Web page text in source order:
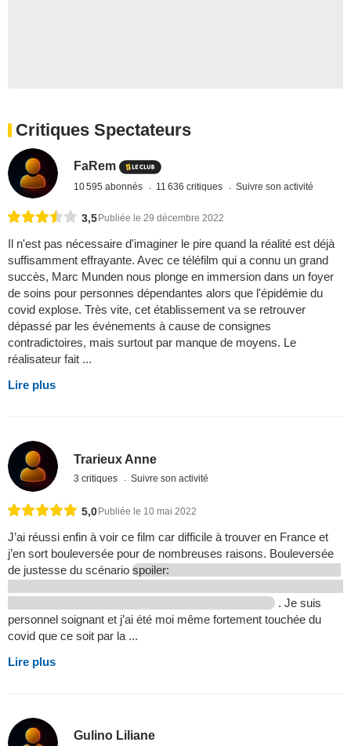
Critiques Spectateurs
FaRem
10 595 abonnés 11 636 critiques Suivre son activité
3,5 Publiée le 29 décembre 2022
Il n'est pas nécessaire d'imaginer le pire quand la réalité est déjà
suffisamment effrayante. Avec ce téléfilm qui a connu un grand
succès, Marc Munden nous plonge en immersion dans un foyer
de soins pour personnes dépendantes alors que l'épidémie du
covid explose. Très vite, cet établissement va se retrouver
dépassé par les événements à cause de consignes
contradictoires, mais surtout par manque de moyens. Le
réalisateur fait ...
Lire plus
Trarieux Anne
3 critiques Suivre son activité
5,0Publiée le 10 mai 2022
J’ai réussi enfin à voir ce film car difficile à trouver en France et
j’en sort bouleversée pour de nombreuses raisons. Bouleversée
de justesse du scénario spoiler:
. Je suis
personnel soignant et j’ai été moi même fortement touchée du
covid que ce soit par la ...
Lire plus
Gulino Liliane